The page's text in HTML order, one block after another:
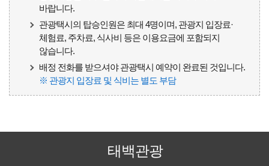
바랍니다.
관광택시의 탑승인원은 최대 4명이며, 관광지 입장료·
체험료, 주차료, 식사비 등은 이용요금에 포함되지
않습니다.
배정 전화를 받으셔야 관광택시 예약이 완료된 것입니다.
※ 관광지 입장료 및 식비는 별도 부담
태백관광